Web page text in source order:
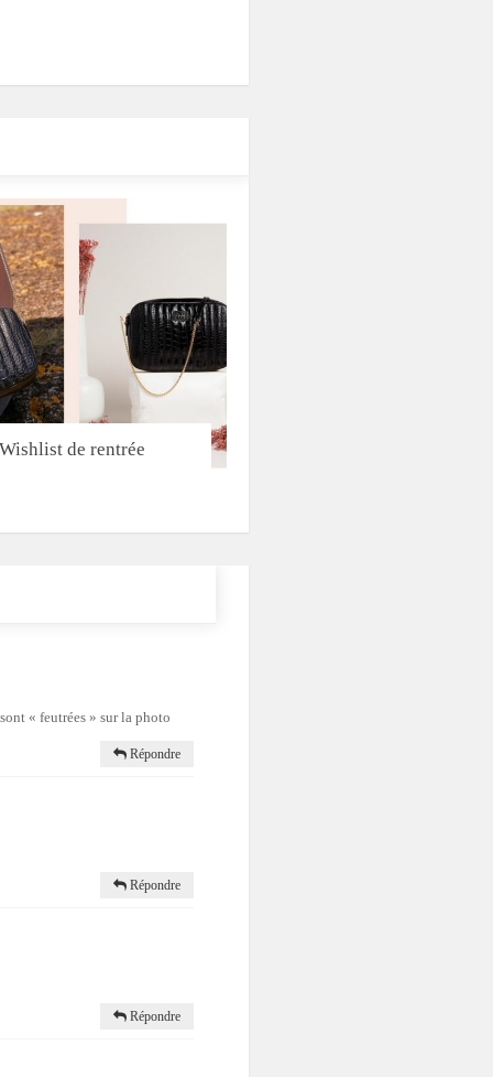
Wishlist de rentrée
« feutrées » sur la photo
Répondre
Répondre
Répondre